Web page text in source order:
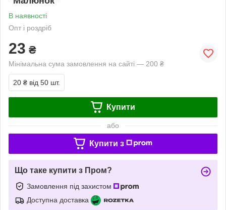
В наявності
Опт і роздріб
23 ₴
Мінімальна сума замовлення на сайті — 200 ₴
20 ₴ від 50 шт.
Купити
або
Купити з
Що таке купити з Пром?
Замовлення під захистом
Доступна доставка